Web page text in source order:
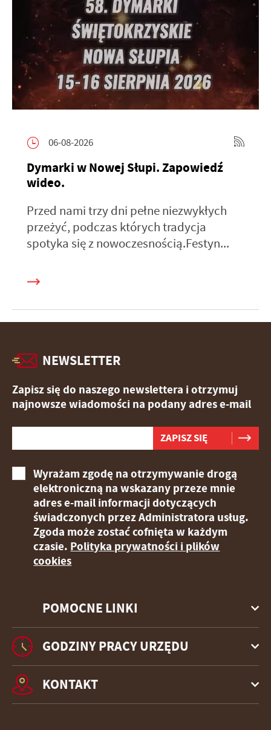
06-08-2026
Dymarki w Nowej Słupi. Zapowiedź
wideo.
Przed nami trzy dni pełne niezwykłych
przeżyć, podczas których tradycja
spotyka się z nowoczesnością.Festyn...
POMOCNE LINKI
NEWSLETTER
Zapisz się do naszego newslettera i otrzymuj
najnowsze wiadomości na podany adres e-mail
Wyrażam zgodę na otrzymywanie drogą
elektroniczną na wskazany przeze mnie
adres e-mail informacji dotyczących
świadczonych przez Administratora usług.
Zgoda może zostać cofnięta w każdym
czasie. Polityka prywatności i plików
cookies
GODZINY PRACY URZĘDU
KONTAKT